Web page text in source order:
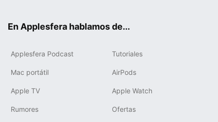
En Applesfera hablamos de...
Applesfera Podcast Tutoriales
Mac portátil AirPods
Apple TV Apple Watch
Rumores Ofertas